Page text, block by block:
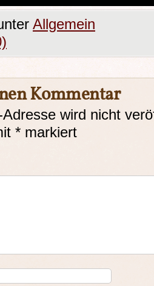
Allgemein
Kommentar
wird nicht
* markiert